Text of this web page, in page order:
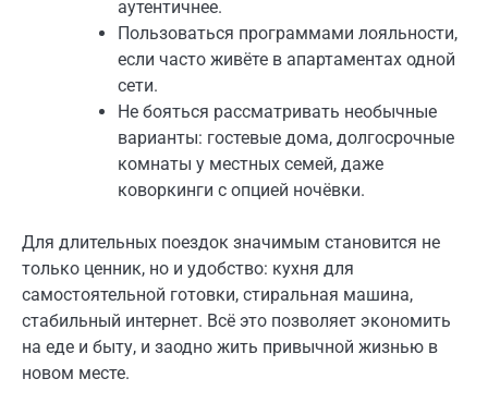
аутентичнее.
Пользоваться программами лояльности,
если часто живёте в апартаментах одной
сети.
Не бояться рассматривать необычные
варианты: гостевые дома, долгосрочные
комнаты у местных семей, даже
коворкинги с опцией ночёвки.
Для длительных поездок значимым становится не
только ценник, но и удобство: кухня для
самостоятельной готовки, стиральная машина,
стабильный интернет. Всё это позволяет экономить
на еде и быту, и заодно жить привычной жизнью в
новом месте.